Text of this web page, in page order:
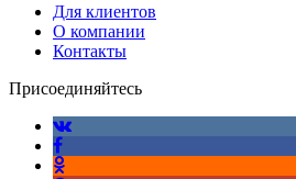
Для клиентов
О компании
Контакты
Присоединяйтесь